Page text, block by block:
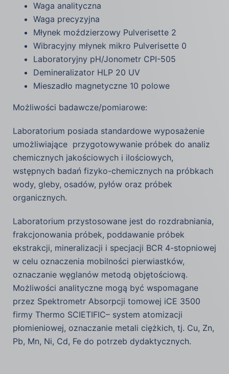
Waga analityczna
Waga precyzyjna
Młynek moździerzowy Pulverisette 2
Wibracyjny młynek mikro Pulverisette 0
Laboratoryjny pH/Jonometr CPI-505
Demineralizator HLP 20 UV
Mieszadło magnetyczne 10 polowe
Możliwości badawcze/pomiarowe:
Laboratorium posiada standardowe wyposażenie
umożliwiające przygotowywanie próbek do analiz
chemicznych jakościowych i ilościowych,
wstępnych badań fizyko-chemicznych na próbkach
wody, gleby, osadów, pyłów oraz próbek
organicznych.
Laboratorium przystosowane jest do rozdrabniania,
frakcjonowania próbek, poddawanie próbek
ekstrakcji, mineralizacji i specjacji BCR 4-stopniowej
w celu oznaczenia mobilności pierwiastków,
oznaczanie węglanów metodą objętościową.
Możliwości analityczne mogą być wspomagane
przez Spektrometr Absorpcji tomowej iCE 3500
firmy Thermo SCIETIFIC– system atomizacji
płomieniowej, oznaczanie metali ciężkich, tj. Cu, Zn,
Pb, Mn, Ni, Cd, Fe do potrzeb dydaktycznych.